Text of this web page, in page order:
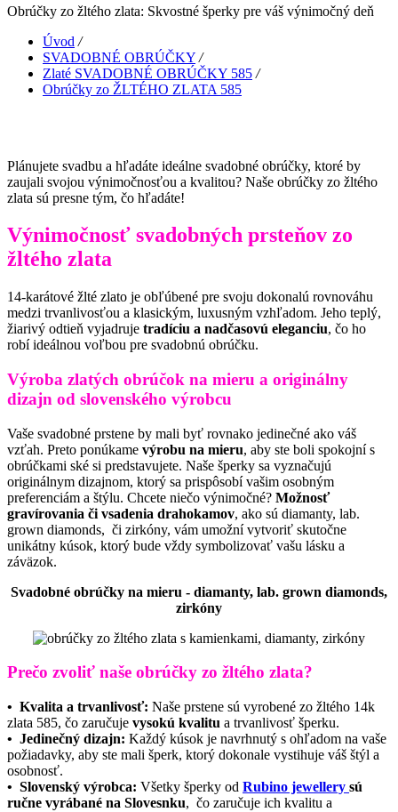
Obrúčky zo žltého zlata: Skvostné šperky pre váš výnimočný deň
Úvod /
SVADOBNÉ OBRÚČKY /
Zlaté SVADOBNÉ OBRÚČKY 585 /
Obrúčky zo ŽLTÉHO ZLATA 585
Plánujete svadbu a hľadáte ideálne svadobné obrúčky, ktoré by
zaujali svojou výnimočnosťou a kvalitou? Naše obrúčky zo žltého
zlata sú presne tým, čo hľadáte!
Výnimočnosť svadobných prsteňov zo
žltého zlata
14-karátové žlté zlato je obľúbené pre svoju dokonalú rovnováhu
medzi trvanlivosťou a klasickým, luxusným vzhľadom. Jeho teplý,
žiarivý odtieň vyjadruje tradíciu a nadčasovú eleganciu, čo ho
robí ideálnou voľbou pre svadobnú obrúčku.
Výroba zlatých obrúčok na mieru a originálny
dizajn od slovenského výrobcu
Vaše svadobné prstene by mali byť rovnako jedinečné ako váš
vzťah. Preto ponúkame výrobu na mieru, aby ste boli spokojní s
obrúčkami ské si predstavujete. Naše šperky sa vyznačujú
originálnym dizajnom, ktorý sa prispôsobí vašim osobným
preferenciám a štýlu. Chcete niečo výnimočné? Možnosť
gravírovania či vsadenia drahokamov, ako sú diamanty, lab.
grown diamonds, či zirkóny, vám umožní vytvoriť skutočne
unikátny kúsok, ktorý bude vždy symbolizovať vašu lásku a
záväzok.
Svadobné obrúčky na mieru - diamanty, lab. grown diamonds,
zirkóny
Prečo zvoliť naše obrúčky zo žltého zlata?
• Kvalita a trvanlivosť: Naše prstene sú vyrobené zo žltého 14k
zlata 585, čo zaručuje vysokú kvalitu a trvanlivosť šperku.
• Jedinečný dizajn: Každý kúsok je navrhnutý s ohľadom na vaše
požiadavky, aby ste mali šperk, ktorý dokonale vystihuje váš štýl a
osobnosť.
• Slovenský výrobca: Všetky šperky od Rubino jewellery sú
ručne vyrábané na Slovesnku, čo zaručuje ich kvalitu a